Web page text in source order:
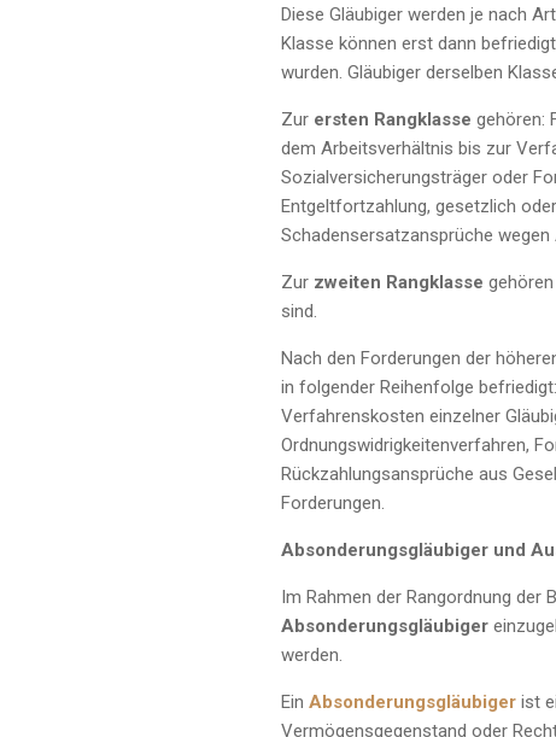
Diese Gläubiger werden je nach
Klasse können erst dann
wurden. Gläubiger derselben
Zur ersten Rangklasse gehören:
dem Arbeitsverhältnis bis zur
Sozialversicherungsträger oder
Entgeltfortzahlung, gesetzlich
Schadensersatzansprüche
Zur zweiten Rangklasse
sind.
Nach den Forderungen der
in folgender Reihenfolge
Verfahrenskosten einzelner
Ordnungswidrigkeitenverfahren,
Rückzahlungsansprüche aus
Forderungen.
Absonderungsgläubiger und
Im Rahmen der Rangordnung der
Absonderungsgläubiger
werden.
Ein Absonderungsgläubiger ist
Vermögensgegenstand oder